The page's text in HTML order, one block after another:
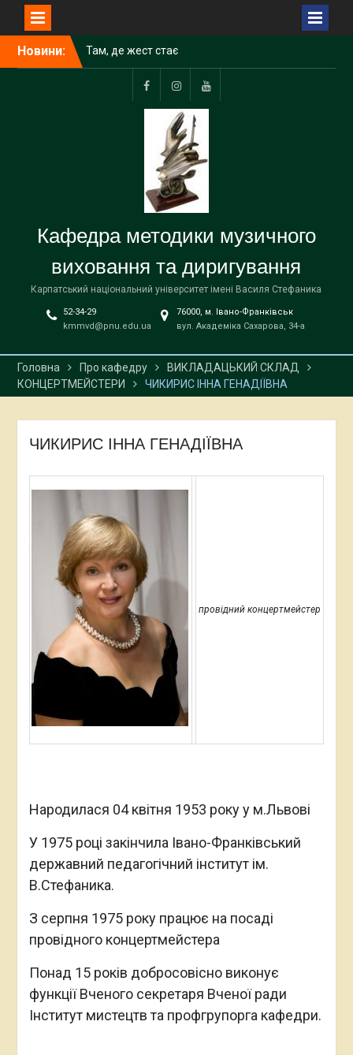
Новини:
Там, де жест стає
музикою
FacebookInstagramYoutube
Кафедра методики музичного
виховання та диригування
Карпатський національний університет імені Василя Стефаника
52-34-29
kmmvd@pnu.edu.ua
76000, м. Івано-Франківськ
вул. Академіка Сахарова, 34-а
Головна Про кафедру
ВИКЛАДАЦЬКИЙ СКЛАД
КОНЦЕРТМЕЙСТЕРИ
ЧИКИРИС ІННА ГЕНАДІЇВНА
ЧИКИРИС ІННА ГЕНАДІЇВНА
провідний концертмейстер
Народилася 04 квітня 1953 року у м.Львові
У 1975 році закінчила Івано-Франківський
державний педагогічний інститут ім.
В.Стефаника.
З серпня 1975 року працює на посаді
провідного концертмейстера
Понад 15 років добросовісно виконує
функції Вченого секретаря Вченої ради
Інститут мистецтв та профгрупорга кафедри.